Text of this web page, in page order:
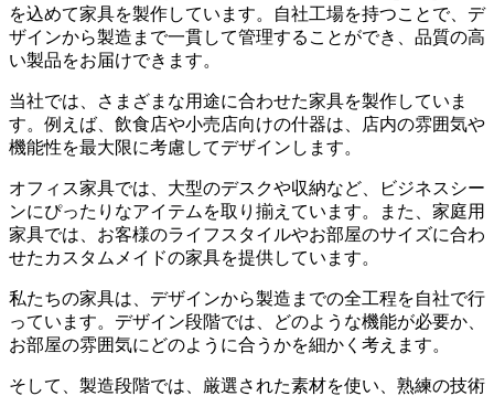
を込めて家具を製作しています。自社工場を持つことで、デ
ザインから製造まで一貫して管理することができ、品質の高
い製品をお届けできます。
当社では、さまざまな用途に合わせた家具を製作していま
す。例えば、飲食店や小売店向けの什器は、店内の雰囲気や
機能性を最大限に考慮してデザインします。
オフィス家具では、大型のデスクや収納など、ビジネスシー
ンにぴったりなアイテムを取り揃えています。また、家庭用
家具では、お客様のライフスタイルやお部屋のサイズに合わ
せたカスタムメイドの家具を提供しています。
私たちの家具は、デザインから製造までの全工程を自社で行
っています。デザイン段階では、どのような機能が必要か、
お部屋の雰囲気にどのように合うかを細かく考えます。
そして、製造段階では、厳選された素材を使い、熟練の技術